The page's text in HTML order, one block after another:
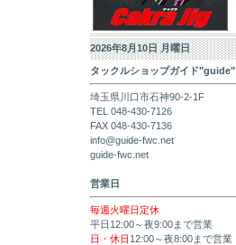
2026年8月10日 月曜日
タックルショップガイド"guide"
埼玉県川口市石神90-2-1F
TEL 048-430-7126
FAX 048-430-7136
info@guide-fwc.net
guide-fwc.net
営業日
毎週火曜日定休
平日12:00～夜9:00まで営業
日・休日 12:00～夜8:00まで営業